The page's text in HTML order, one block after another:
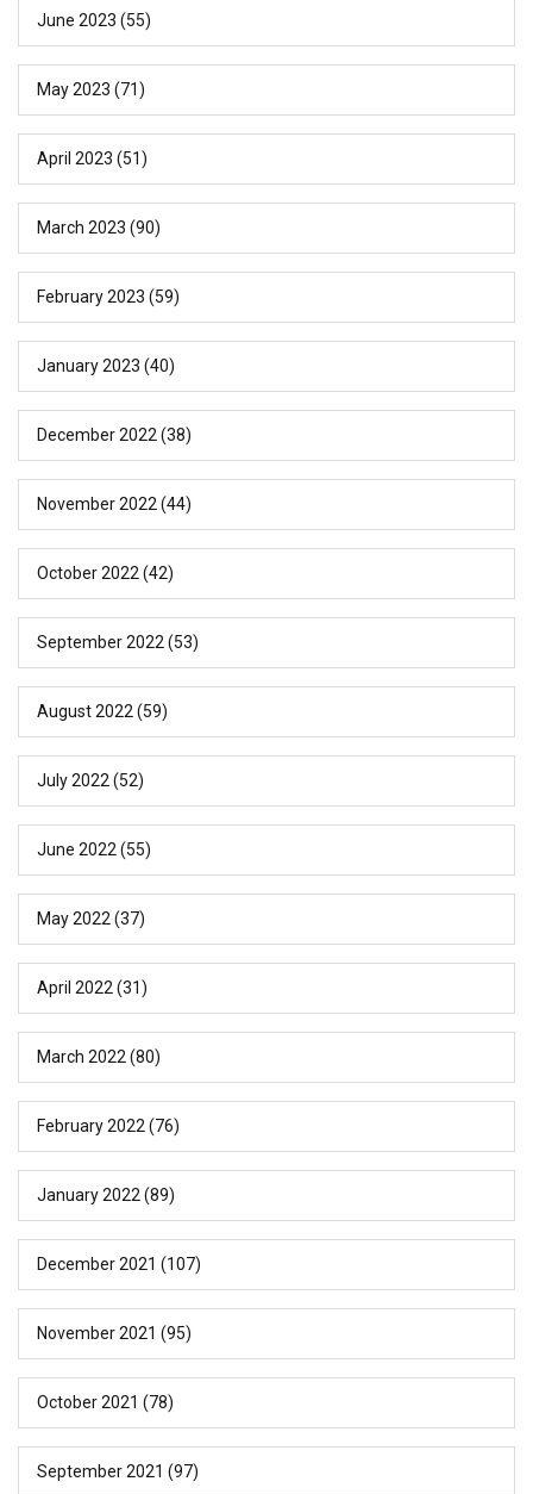
June 2023 (55)
May 2023 (71)
April 2023 (51)
March 2023 (90)
February 2023 (59)
January 2023 (40)
December 2022 (38)
November 2022 (44)
October 2022 (42)
September 2022 (53)
August 2022 (59)
July 2022 (52)
June 2022 (55)
May 2022 (37)
April 2022 (31)
March 2022 (80)
February 2022 (76)
January 2022 (89)
December 2021 (107)
November 2021 (95)
October 2021 (78)
September 2021 (97)